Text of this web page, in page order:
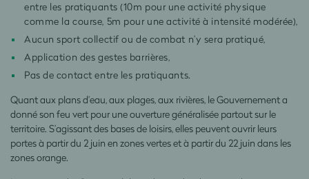
entre les pratiquants (10m pour une activité physique
comme la course, 5m pour une activité à intensité modérée),
Aucun sport collectif ou de combat n’y sera pratiqué,
Application des gestes barrières,
Pas de contact entre les pratiquants.
Quant aux plans d’eau, aux plages, aux rivières, le Gouvernement a
donné son feu vert pour une ouverture généralisée partout sur le
territoire. S’agissant des bases de loisirs, elles peuvent ouvrir leurs
portes à partir du 2 juin en zones vertes et à partir du 22 juin dans les
zones orange.